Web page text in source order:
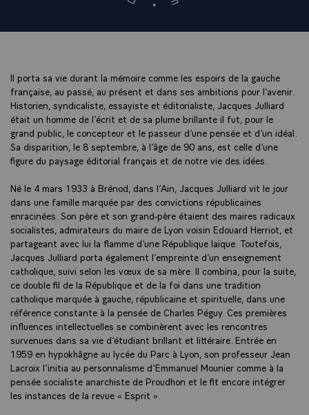
Il porta sa vie durant la mémoire comme les espoirs de la gauche
française, au passé, au présent et dans ses ambitions pour l’avenir.
Historien, syndicaliste, essayiste et éditorialiste, Jacques Julliard
était un homme de l’écrit et de sa plume brillante il fut, pour le
grand public, le concepteur et le passeur d’une pensée et d’un idéal.
Sa disparition, le 8 septembre, à l’âge de 90 ans, est celle d’une
figure du paysage éditorial français et de notre vie des idées.
Né le 4 mars 1933 à Brénod, dans l’Ain, Jacques Julliard vit le jour
dans une famille marquée par des convictions républicaines
enracinées. Son père et son grand-père étaient des maires radicaux
socialistes, admirateurs du maire de Lyon voisin Edouard Herriot, et
partageant avec lui la flamme d’une République laïque. Toutefois,
Jacques Julliard porta également l’empreinte d’un enseignement
catholique, suivi selon les vœux de sa mère. Il combina, pour la suite,
ce double fil de la République et de la foi dans une tradition
catholique marquée à gauche, républicaine et spirituelle, dans une
référence constante à la pensée de Charles Péguy. Ces premières
influences intellectuelles se combinèrent avec les rencontres
survenues dans sa vie d’étudiant brillant et littéraire. Entrée en
1959 en hypokhâgne au lycée du Parc à Lyon, son professeur Jean
Lacroix l’initia au personnalisme d’Emmanuel Mounier comme à la
pensée socialiste anarchiste de Proudhon et le fit encore intégrer
les instances de la revue « Esprit ».